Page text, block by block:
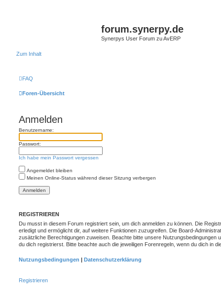
forum.synerpy.de
Synerpys User Forum zu AvERP
Zum Inhalt
FAQ
Foren-Übersicht
Anmelden
Benutzername:
Passwort:
Ich habe mein Passwort vergessen
Angemeldet bleiben
Meinen Online-Status während dieser Sitzung verbergen
REGISTRIEREN
Du musst in diesem Forum registriert sein, um dich anmelden zu können. Die
erledigt und ermöglicht dir, auf weitere Funktionen zuzugreifen. Die Board-
zusätzliche Berechtigungen zuweisen. Beachte bitte unsere Nutzungsbedingungen
du dich registrierst. Bitte beachte auch die jeweiligen Forenregeln, wenn du dich in
Nutzungsbedingungen | Datenschutzerklärung
Registrieren